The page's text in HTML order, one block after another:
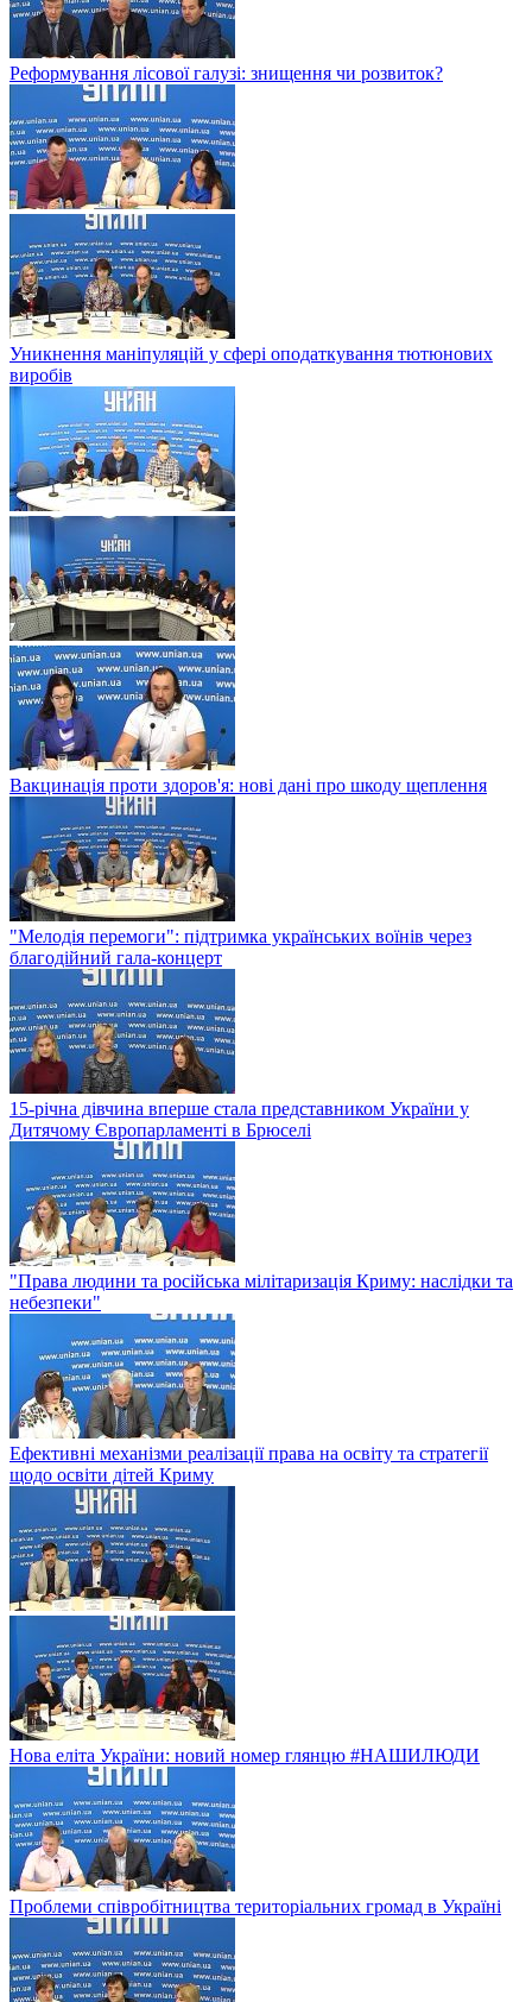
Реформування лісової галузі: знищення чи розвиток?
Уникнення маніпуляцій у сфері оподаткування тютюнових
виробів
Вакцинація проти здоров'я: нові дані про шкоду щеплення
"Мелодія перемоги": підтримка українських воїнів через
благодійний гала-концерт
15-річна дівчина вперше стала представником України у
Дитячому Європарламенті в Брюселі
"Права людини та російська мілітаризація Криму: наслідки та
небезпеки"
Ефективні механізми реалізації права на освіту та стратегії
щодо освіти дітей Криму
Нова еліта України: новий номер глянцю #НАШИЛЮДИ
Проблеми співробітництва територіальних громад в Україні